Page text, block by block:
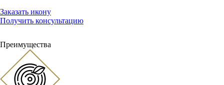
Заказать икону
Получить консультацию
Преимущества